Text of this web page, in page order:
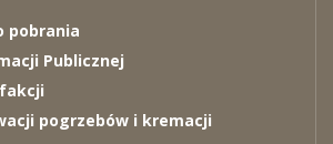
pobrania
Publicznej
pogrzebów i kremacji